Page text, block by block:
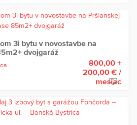
3i bytu v novostavbe na
dvojgaráž
800,00 +
200,00 € /
mesiac